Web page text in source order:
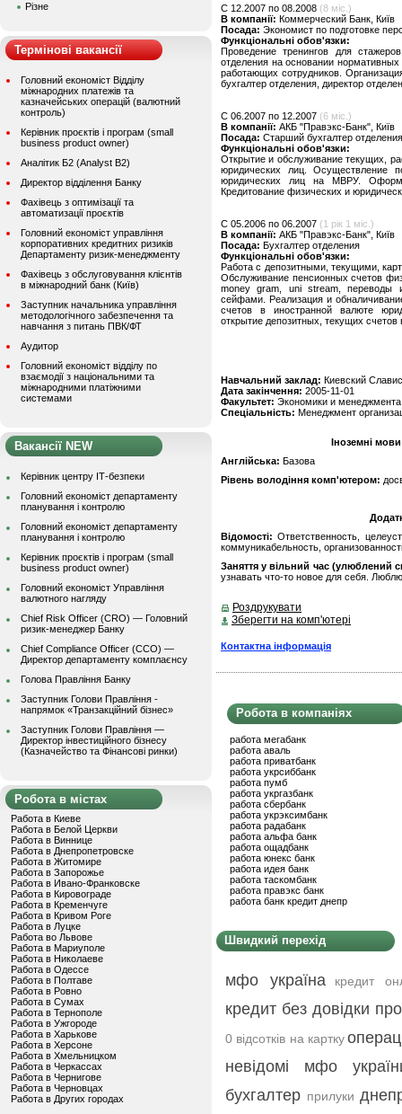
Різне
Термінові вакансії
Головний економіст Відділу
міжнародних платежів та
казначейських операцій (валютний
контроль)
Керівник проєктів і програм (small
business product owner)
Аналітик Б2 (Analyst B2)
Директор відділення Банку
Фахівець з оптимізації та
автоматизації проєктів
Головний економіст управління
корпоративних кредитних ризиків
Департаменту ризик-менеджменту
Фахівець з обслуговування клієнтів
в міжнародний банк (Київ)
Заступник начальника управління
методологічного забезпечення та
навчання з питань ПВК/ФТ
Аудитор
Головний економіст відділу по
взаємодії з національними та
міжнародними платіжними
системами
Вакансії NEW
Керівник центру ІТ-безпеки
Головний економіст департаменту
планування і контролю
Головний економіст департаменту
планування і контролю
Керівник проєктів і програм (small
business product owner)
Головний економіст Управління
валютного нагляду
Chief Risk Officer (CRO) — Головний
ризик-менеджер Банку
Chief Compliance Officer (CCO) —
Директор департаменту комплаєнсу
Голова Правління Банку
Заступник Голови Правління -
напрямок «Транзакційний бізнес»
Заступник Голови Правління —
Директор інвестиційного бізнесу
(Казначейство та Фінансові ринки)
Робота в містах
Работа в Киеве
Работа в Белой Церкви
Работа в Виннице
Работа в Днепропетровске
Работа в Житомире
Работа в Запорожье
Работа в Ивано-Франковске
Работа в Кировограде
Работа в Кременчуге
Работа в Кривом Роге
Работа в Луцке
Работа во Львове
Работа в Мариуполе
Работа в Николаеве
Работа в Одессе
Работа в Полтаве
Работа в Ровно
Работа в Сумах
Работа в Тернополе
Работа в Ужгороде
Работа в Харькове
Работа в Херсоне
Работа в Хмельницком
Работа в Черкассах
Работа в Чернигове
Работа в Черновцах
Работа в Других городах
C 12.2007 по 08.2008 (8 міс.)
В компанії: Коммерческий Банк, Київ
Посада: Экономист по подготовке
Функціональні обов'язки:
Проведение тренингов для
отделения на основании
работающих сотрудников.
бухгалтер отделения, директор
C 06.2007 по 12.2007 (6 міс.)
В компанії: АКБ "Правэкс-Банк", Київ
Посада: Старший бухгалтер отделения
Функціональні обов'язки:
Открытие и обслуживание текущих,
юридических лиц. Осуществление
юридических лиц на МВРУ.
Кредитование физических и
C 05.2006 по 06.2007 (1 рік 1 міс.)
В компанії: АКБ "Правэкс-Банк", Київ
Посада: Бухгалтер отделения
Функціональні обов'язки:
Работа с депозитными, текущими,
Обслуживание пенсионных счетов
money gram, uni stream, переводы
сейфами. Реализация и
счетов в иностранной валюте
открытие депозитных, текущих счетов
Навчальний заклад: Киевский
Дата закінчення: 2005-11-01
Факультет: Экономики и менеджмента
Спеціальність: Менеджмент
Іноземні
Англійська: Базова
Рівень володіння комп'ютером:
Відомості: Ответственность,
коммуникабельность,
Заняття у вільний час (улюблений
узнавать что-то новое для себя.
Роздрукувати
Зберегти на комп'ютері
Контактна інформація
Робота в компаніях
работа мегабанк
работа аваль
работа приватбанк
работа укрсиббанк
работа пумб
работа укргазбанк
работа сбербанк
работа укрэксимбанк
работа радабанк
работа альфа банк
работа ощадбанк
работа юнекс банк
работа идея банк
работа таскомбанк
работа правэкс банк
работа банк кредит днепр
Швидкий перехід
мфо україна кредит
кредит без довідки
0 відсотків на картку
невідомі мфо
бухгалтер прилуки